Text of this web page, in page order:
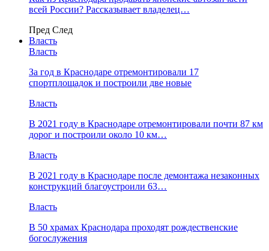
всей России? Рассказывает владелец…
Пред След
Власть
Власть
За год в Краснодаре отремонтировали 17
спортплощадок и построили две новые
Власть
В 2021 году в Краснодаре отремонтировали почти 87 км
дорог и построили около 10 км…
Власть
В 2021 году в Краснодаре после демонтажа незаконных
конструкций благоустроили 63…
Власть
В 50 храмах Краснодара проходят рождественские
богослужения